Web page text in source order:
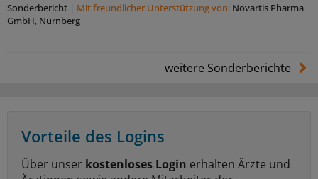
Sonderbericht | Mit freundlicher Unterstützung von: Novartis Pharma
GmbH, Nürnberg
weitere Sonderberichte
Vorteile des Logins
Über unser kostenloses Login erhalten Ärzte und